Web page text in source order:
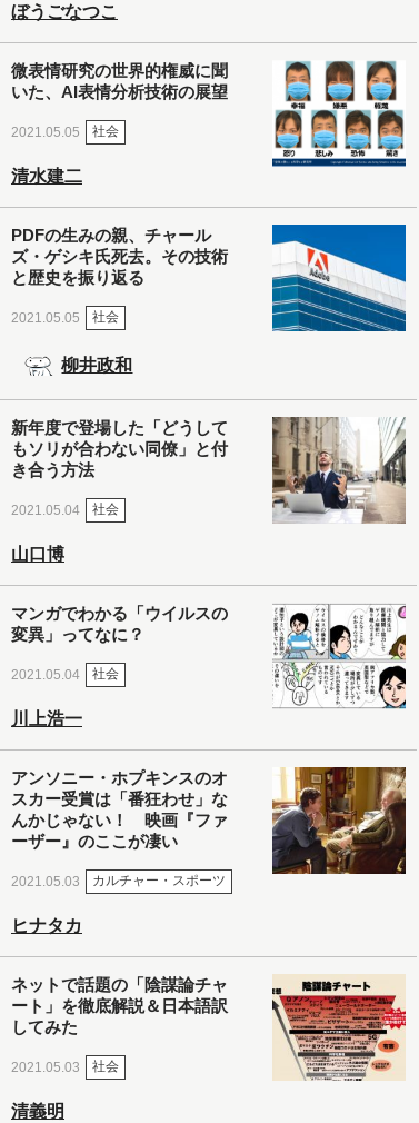
ぼうごなつこ
微表情研究の世界的権威に聞
いた、AI表情分析技術の展望
2021.05.05 社会
清水建二
PDFの生みの親、チャール
ズ・ゲシキ氏死去。その技術
と歴史を振り返る
2021.05.05 社会
柳井政和
新年度で登場した「どうして
もソリが合わない同僚」と付
き合う方法
2021.05.04 社会
山口博
マンガでわかる「ウイルスの
変異」ってなに？
2021.05.04 社会
川上浩一
アンソニー・ホプキンスのオ
スカー受賞は「番狂わせ」な
んかじゃない！ 映画『ファ
ーザー』のここが凄い
2021.05.03 カルチャー・スポーツ
ヒナタカ
ネットで話題の「陰謀論チャ
ート」を徹底解説＆日本語訳
してみた
2021.05.03 社会
清義明